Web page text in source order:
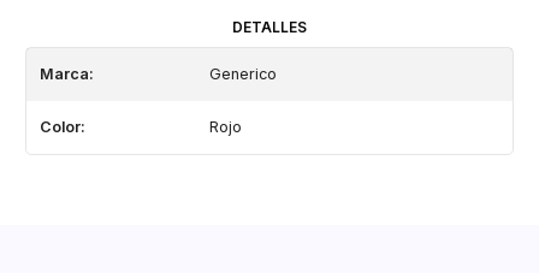
DETALLES
Marca: Generico
Color: Rojo